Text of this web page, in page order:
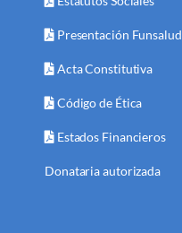
Presentación Funsalud
Acta Constitutiva
Código de Ética
Estados Financieros
Donataria autorizada